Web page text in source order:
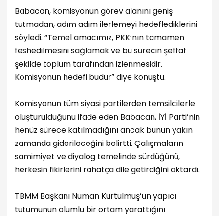
Babacan, komisyonun görev alanını geniş
tutmadan, adım adım ilerlemeyi hedeflediklerini
söyledi. “Temel amacımız, PKK’nın tamamen
feshedilmesini sağlamak ve bu sürecin şeffaf
şekilde toplum tarafından izlenmesidir.
Komisyonun hedefi budur” diye konuştu.
Komisyonun tüm siyasi partilerden temsilcilerle
oluşturulduğunu ifade eden Babacan, İYİ Parti’nin
henüz sürece katılmadığını ancak bunun yakın
zamanda giderileceğini belirtti. Çalışmaların
samimiyet ve diyalog temelinde sürdüğünü,
herkesin fikirlerini rahatça dile getirdiğini aktardı.
TBMM Başkanı Numan Kurtulmuş’un yapıcı
tutumunun olumlu bir ortam yarattığını